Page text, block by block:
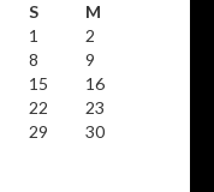
S
M
1
2
8
9
15
16
22
23
29
30